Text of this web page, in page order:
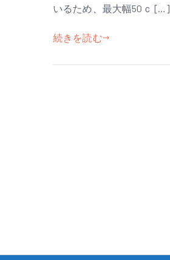
d
i
の
ン
ル
は
だ
り
いるため、最大幅50ｃ […]
続きを読む